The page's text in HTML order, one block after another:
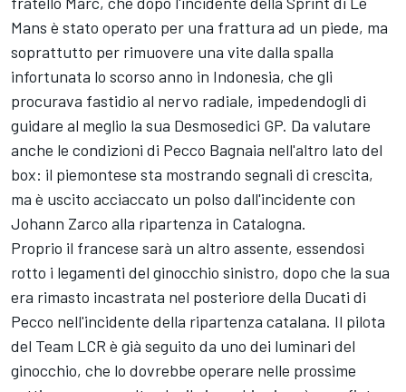
Mans è stato operato per una frattura ad un piede, ma
soprattutto per rimuovere una vite dalla spalla
infortunata lo scorso anno in Indonesia, che gli
procurava fastidio al nervo radiale, impedendogli di
guidare al meglio la sua Desmosedici GP. Da valutare
anche le condizioni di Pecco Bagnaia nell'altro lato del
box: il piemontese sta mostrando segnali di crescita,
ma è uscito acciaccato un polso dall'incidente con
Johann Zarco alla ripartenza in Catalogna.
Proprio il francese sarà un altro assente, essendosi
rotto i legamenti del ginocchio sinistro, dopo che la sua
era rimasto incastrata nel posteriore della Ducati di
Pecco nell'incidente della ripartenza catalana. Il pilota
del Team LCR è già seguito da uno dei luminari del
ginocchio, che lo dovrebbe operare nelle prossime